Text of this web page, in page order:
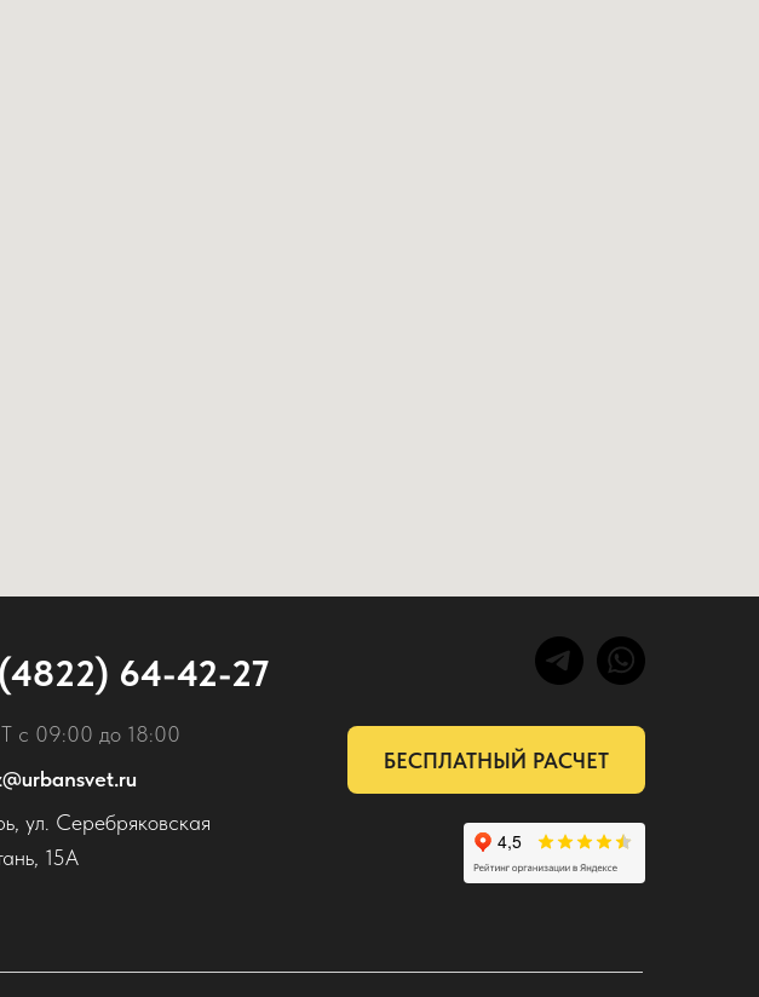
с 09:00 до 18:00
ул. Серебряковская
15А
БЕСПЛАТНЫЙ РАСЧЕТ
64-42-27